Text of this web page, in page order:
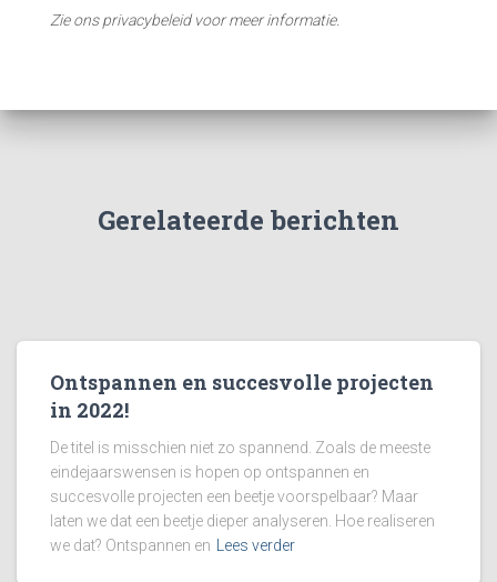
Zie ons privacybeleid voor meer informatie.
Gerelateerde berichten
Ontspannen en succesvolle projecten
in 2022!
De titel is misschien niet zo spannend. Zoals de meeste
eindejaarswensen is hopen op ontspannen en
succesvolle projecten een beetje voorspelbaar? Maar
laten we dat een beetje dieper analyseren. Hoe realiseren
we dat? Ontspannen en
Lees verder